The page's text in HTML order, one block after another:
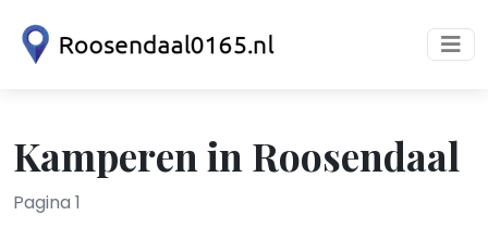
Kamperen in Roosendaal
Pagina 1